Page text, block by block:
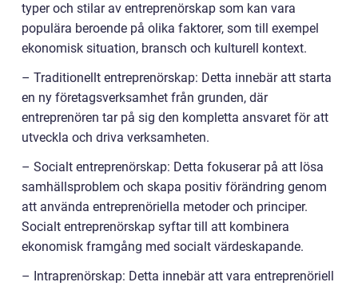
typer och stilar av entreprenörskap som kan vara
populära beroende på olika faktorer, som till exempel
ekonomisk situation, bransch och kulturell kontext.
– Traditionellt entreprenörskap: Detta innebär att starta
en ny företagsverksamhet från grunden, där
entreprenören tar på sig den kompletta ansvaret för att
utveckla och driva verksamheten.
– Socialt entreprenörskap: Detta fokuserar på att lösa
samhällsproblem och skapa positiv förändring genom
att använda entreprenöriella metoder och principer.
Socialt entreprenörskap syftar till att kombinera
ekonomisk framgång med socialt värdeskapande.
– Intraprenörskap: Detta innebär att vara entreprenöriell